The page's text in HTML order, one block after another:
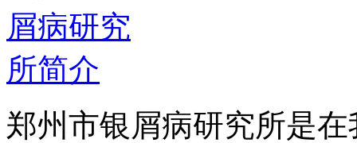
郑州市银屑病研究所是